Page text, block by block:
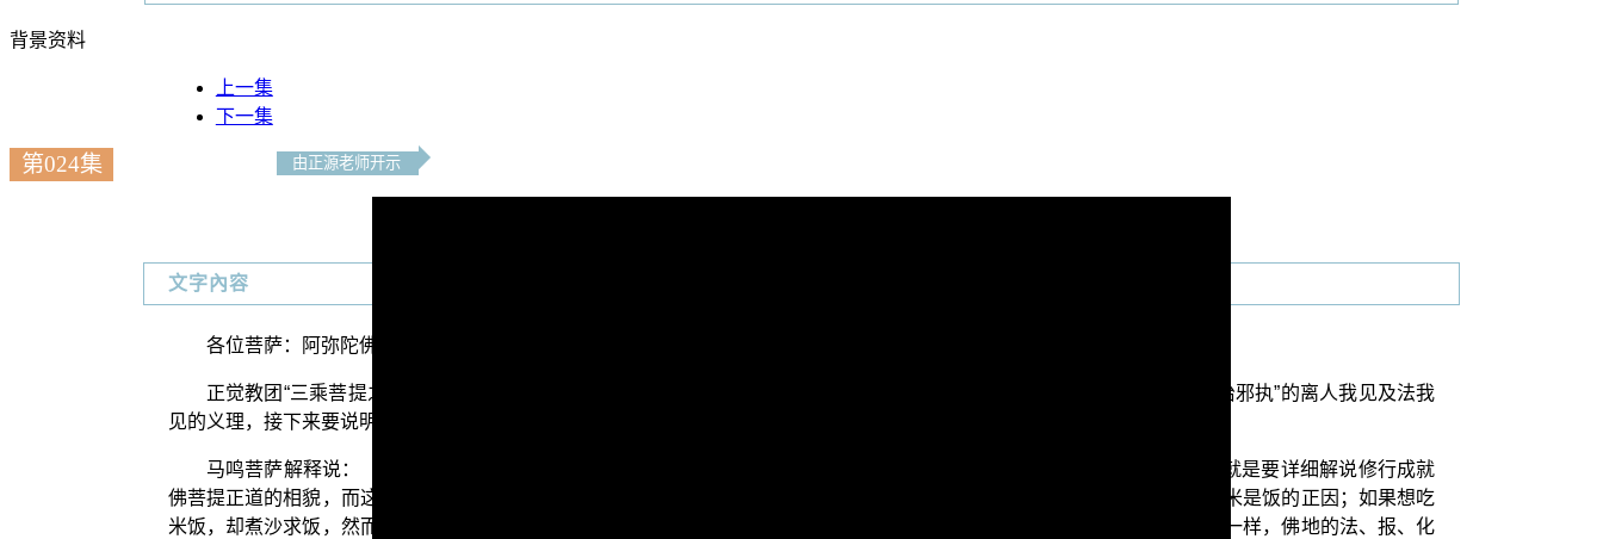
背景资料
上一集
下一集
第024集 由正源老师开示
文字內容
各位菩萨：阿弥陀佛！
正觉教团“三乘菩提之入门起信”电视弘法节目，上一集已经讲完了 马鸣菩萨《大乘起信论》所开示三种解释分第二种“对治邪执”的离人我见及法我
见的义理，接下来要说明的是第三种“分别修行正道相”。
马鸣菩萨解释说：【分别修行正道相者，谓一切如来得道正因，一切菩萨发心修习令现前故。】（《大乘起信论》卷2）就是要详细解说修行成就
佛菩提正道的相貌，而这个正道也就是一切如来得道的正因。如同有人想要吃米饭，就得拿米来炊煮，才会有米饭可吃，所以米是饭的正因；如果想吃
米饭，却煮沙求饭，然而沙不是饭的根本，不是饭的正因，当然不论煮再久，也永远不可能煮成米饭来吃。那么佛菩提道也是一样，佛地的法、报、化